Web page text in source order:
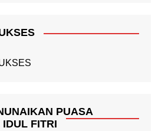
PUASA
FITRI